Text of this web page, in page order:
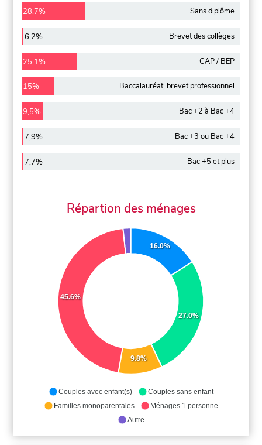
28,7% Sans diplôme
6,2% Brevet des collèges
25,1% CAP / BEP
15% Baccalauréat, brevet professionnel
9,5% Bac +2 à Bac +4
7,9% Bac +3 ou Bac +4
7,7% Bac +5 et plus
Répartion des ménages
16.0%
27.0%
9.8%
45.6%
Couples avec enfant(s)
Couples sans enfant
Familles monoparentales
Ménages 1 personne
Autre